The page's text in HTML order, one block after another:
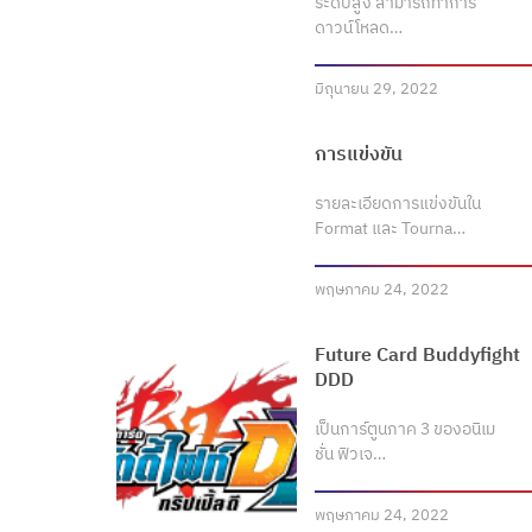
ดาวน์โหลด…
มิถุนายน 29, 2022
การแข่งขัน
รายละเอียดการแข่งขันใน
Format และ Tourna…
พฤษภาคม 24, 2022
Future Card Buddyfight
DDD
เป็นการ์ตูนภาค 3 ของอนิเม
ชั่น ฟิวเจ…
พฤษภาคม 24, 2022